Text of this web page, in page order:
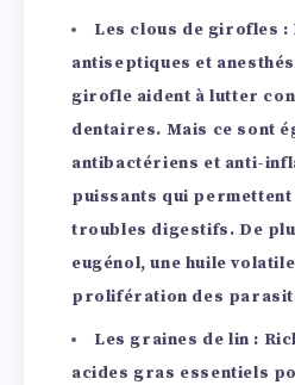
Les clous de girofles :
antiseptiques et
girofle aident à lutter
dentaires. Mais ce sont
antibactériens et anti-
puissants qui
troubles digestifs. De
eugénol, une huile
prolifération des
Les graines de lin :
acides gras essentiels